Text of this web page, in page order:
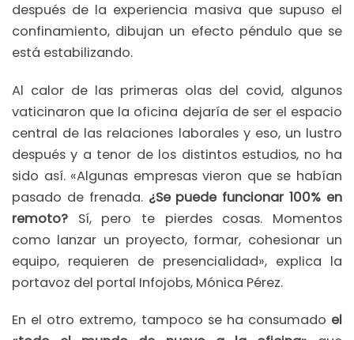
después de la experiencia masiva que supuso el
confinamiento, dibujan un efecto péndulo que se
está estabilizando.
Al calor de las primeras olas del covid, algunos
vaticinaron que la oficina dejaría de ser el espacio
central de las relaciones laborales y eso, un lustro
después y a tenor de los distintos estudios, no ha
sido así. «Algunas empresas vieron que se habían
pasado de frenada. ¿Se puede funcionar 100% en
remoto? Sí, pero te pierdes cosas. Momentos
como lanzar un proyecto, formar, cohesionar un
equipo, requieren de presencialidad», explica la
portavoz del portal Infojobs, Mónica Pérez.
En el otro extremo, tampoco se ha consumado el